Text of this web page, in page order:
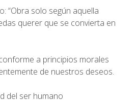
“Obra solo según aquella
querer que se convierta en
a principios morales
de nuestros deseos.
del ser humano